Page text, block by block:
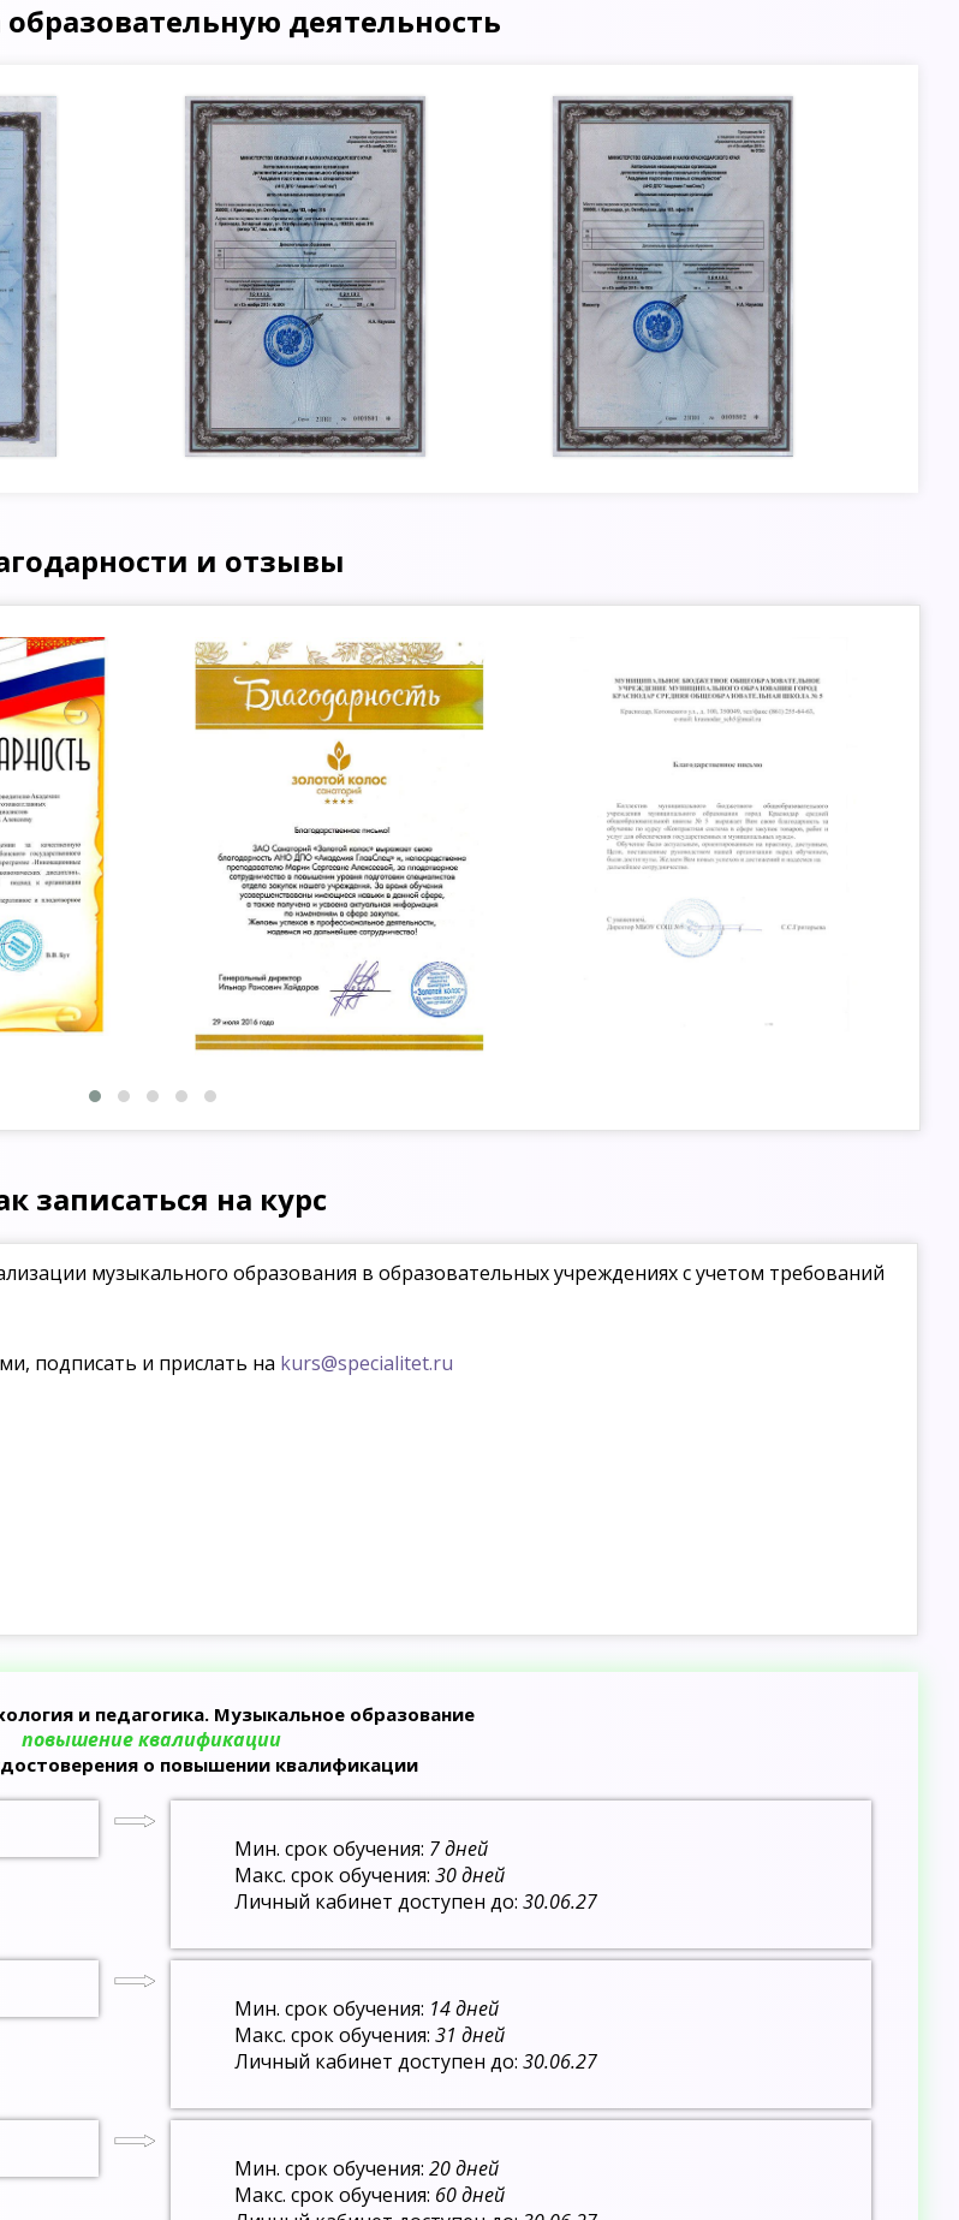
деятельность
и отзывы
записаться на курс
музыкального образования в образовательных учреждениях с учетом требований
подписать и прислать на kurs@specialitet.ru
и педагогика. Музыкальное образование
повышение квалификации
о повышении квалификации
Мин. срок обучения: 7 дней
Макс. срок обучения: 30 дней
Личный кабинет доступен до: 30.06.27
Мин. срок обучения: 14 дней
Макс. срок обучения: 31 дней
Личный кабинет доступен до: 30.06.27
Мин. срок обучения: 20 дней
Макс. срок обучения: 60 дней